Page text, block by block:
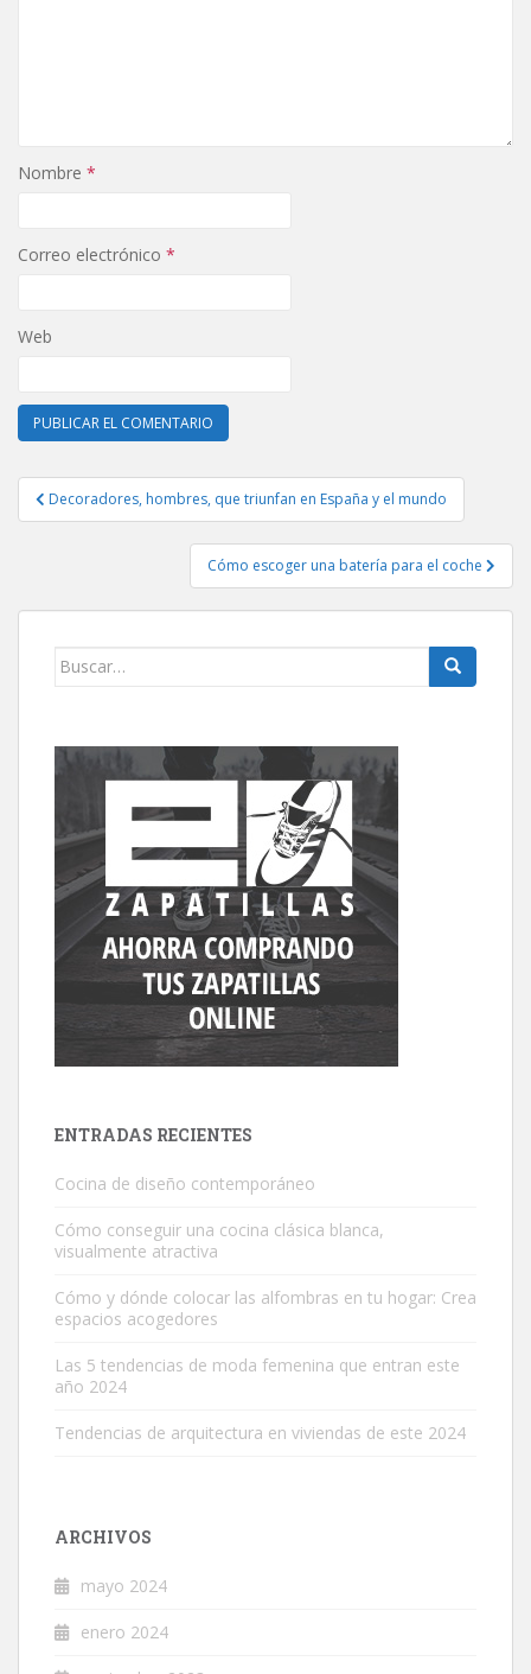
Nombre *
Correo electrónico *
Web
Navegación
de
Decoradores, hombres, que triunfan en España y el mundo
Cómo escoger una batería para el coche
Buscar:
ENTRADAS RECIENTES
Cocina de diseño contemporáneo
Cómo conseguir una cocina clásica blanca,
visualmente atractiva
Cómo y dónde colocar las alfombras en tu hogar: Crea
espacios acogedores
Las 5 tendencias de moda femenina que entran este
año 2024
Tendencias de arquitectura en viviendas de este 2024
ARCHIVOS
mayo 2024
enero 2024